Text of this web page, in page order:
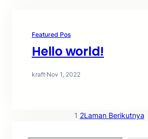
Featured Pos
Hello world!
kraft·Nov 1, 2022
1 2Laman Berikutnya